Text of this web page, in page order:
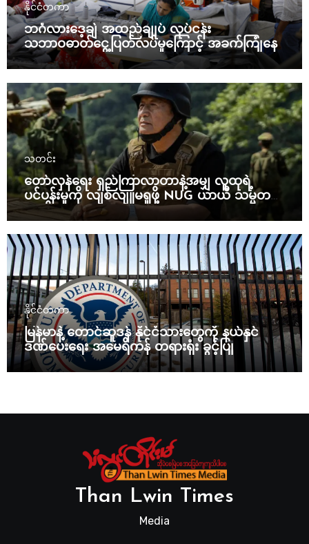
နိုင်ငံတကာ
ဘင်္ဂလားဒေ့ချ် အထည်ချုပ် လုပ်ငန်း
သဘာဝဓာတ်ငွေ့ပြတ်လပ်မှုကြောင့် အခက်ကြုံနေ
သတင်း
တော်လှန်ရေး ရှည်ကြာလာတာနဲ့အမျှ လူထုရဲ့
ပင်ပန်းမှုကို လျစ်လျူမရှုဖို့ NUG ယာယီ သမ္မတ
သတိပေး
နိုင်ငံတကာ
မြန်မာနဲ့ တောင်ဆူဒန် နိုင်ငံသားတွေကို နယ်နှင်
ဒဏ်ပေးရေး အမေရိကန် တရားရုံး ခွင့်ပြု
Than Lwin Times
Media